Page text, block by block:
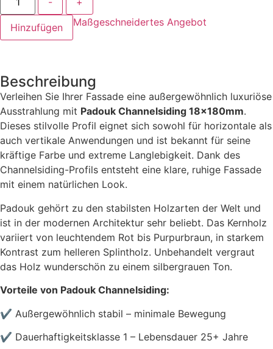
Hinzufügen Maßgeschneidertes Angebot
Beschreibung
Verleihen Sie Ihrer Fassade eine außergewöhnlich luxuriöse
Ausstrahlung mit Padouk Channelsiding 18×180mm.
Dieses stilvolle Profil eignet sich sowohl für horizontale als
auch vertikale Anwendungen und ist bekannt für seine
kräftige Farbe und extreme Langlebigkeit. Dank des
Channelsiding-Profils entsteht eine klare, ruhige Fassade
mit einem natürlichen Look.
Padouk gehört zu den stabilsten Holzarten der Welt und
ist in der modernen Architektur sehr beliebt. Das Kernholz
variiert von leuchtendem Rot bis Purpurbraun, in starkem
Kontrast zum helleren Splintholz. Unbehandelt vergraut
das Holz wunderschön zu einem silbergrauen Ton.
Vorteile von Padouk Channelsiding:
✔️ Außergewöhnlich stabil – minimale Bewegung
✔️ Dauerhaftigkeitsklasse 1 – Lebensdauer 25+ Jahre